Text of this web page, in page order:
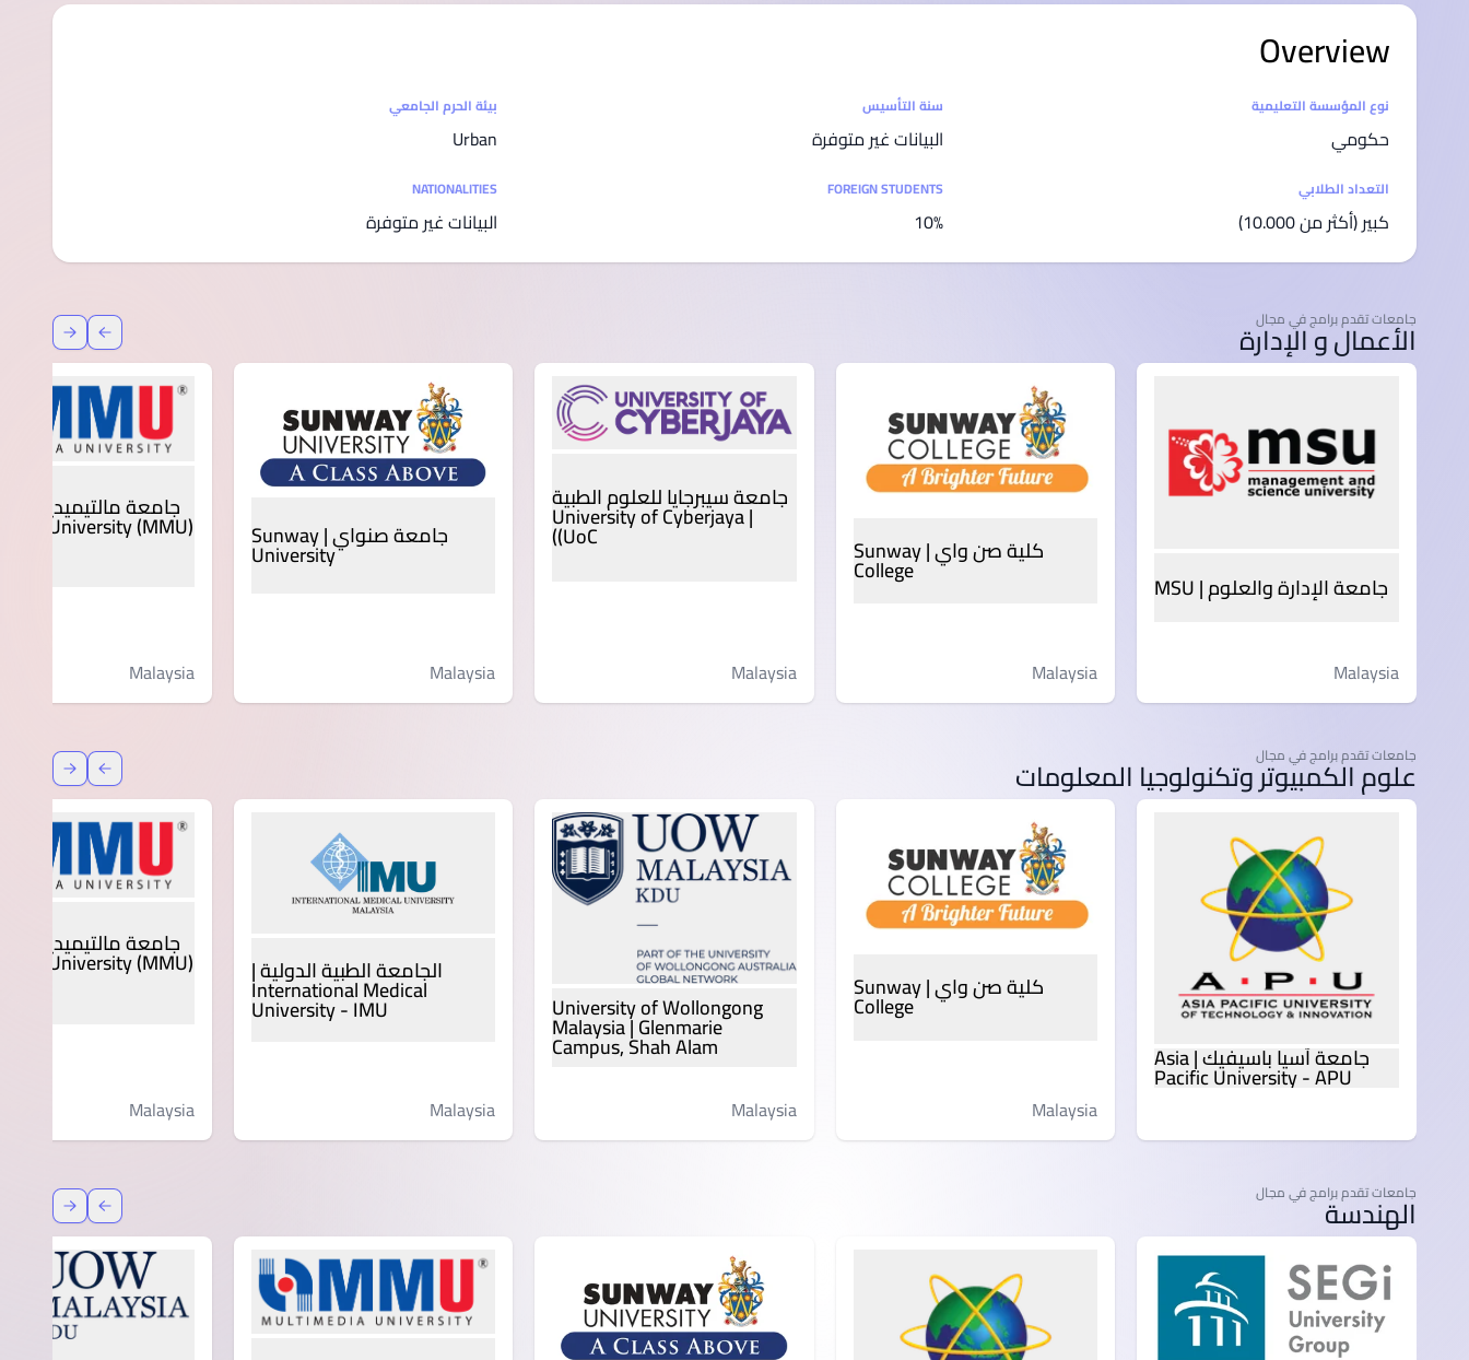
Management and Science University (MSU)
Overview
Statistics
نوع المؤسسة التعليمية
حكومي
سنة التأسيس
البيانات غير متوفرة
بيئة الحرم الجامعي
Urban
التعداد الطلابي
كبير (أكثر من 10.000)
FOREIGN STUDENTS
10%
NATIONALITIES
البيانات غير متوفرة
جامعات تقدم برامج في مجال
الأعمال و الإدارة عودةإعادة
جامعة الإدارة والعلوم | MSU
Malaysia
كلية صن واي | Sunway
College
Malaysia
جامعة سيبرجايا للعلوم الطبية
| University of Cyberjaya
(UoC)
Malaysia
جامعة صنواي | Sunway
University
Malaysia
جامعة مالتيميديا -
University (MMU)
Malaysia
جامعات تقدم برامج في مجال
علوم الكمبيوتر وتكنولوجيا المعلومات عودةإعادة
جامعة آسيا باسيفيك | Asia
Pacific University - APU
Malaysia
كلية صن واي | Sunway
College
Malaysia
University of Wollongong
Malaysia | Glenmarie
Campus, Shah Alam
Malaysia
الجامعة الطبية الدولية |
International Medical
University - IMU
Malaysia
جامعة مالتيميديا -
University (MMU)
Malaysia
جامعات تقدم برامج في مجال
الهندسة عودةإعادة